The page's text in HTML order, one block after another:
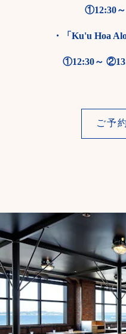
①12:30
・「Ku'u Hoa
①12:30～
ご予